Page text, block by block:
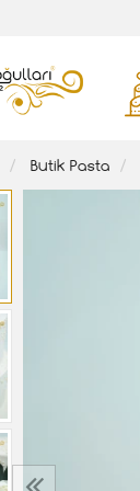
Butik Pasta